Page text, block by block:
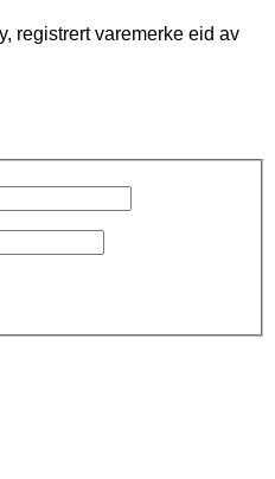
registrert varemerke eid av